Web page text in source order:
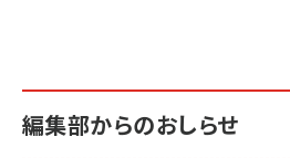
編集部からのおしらせ